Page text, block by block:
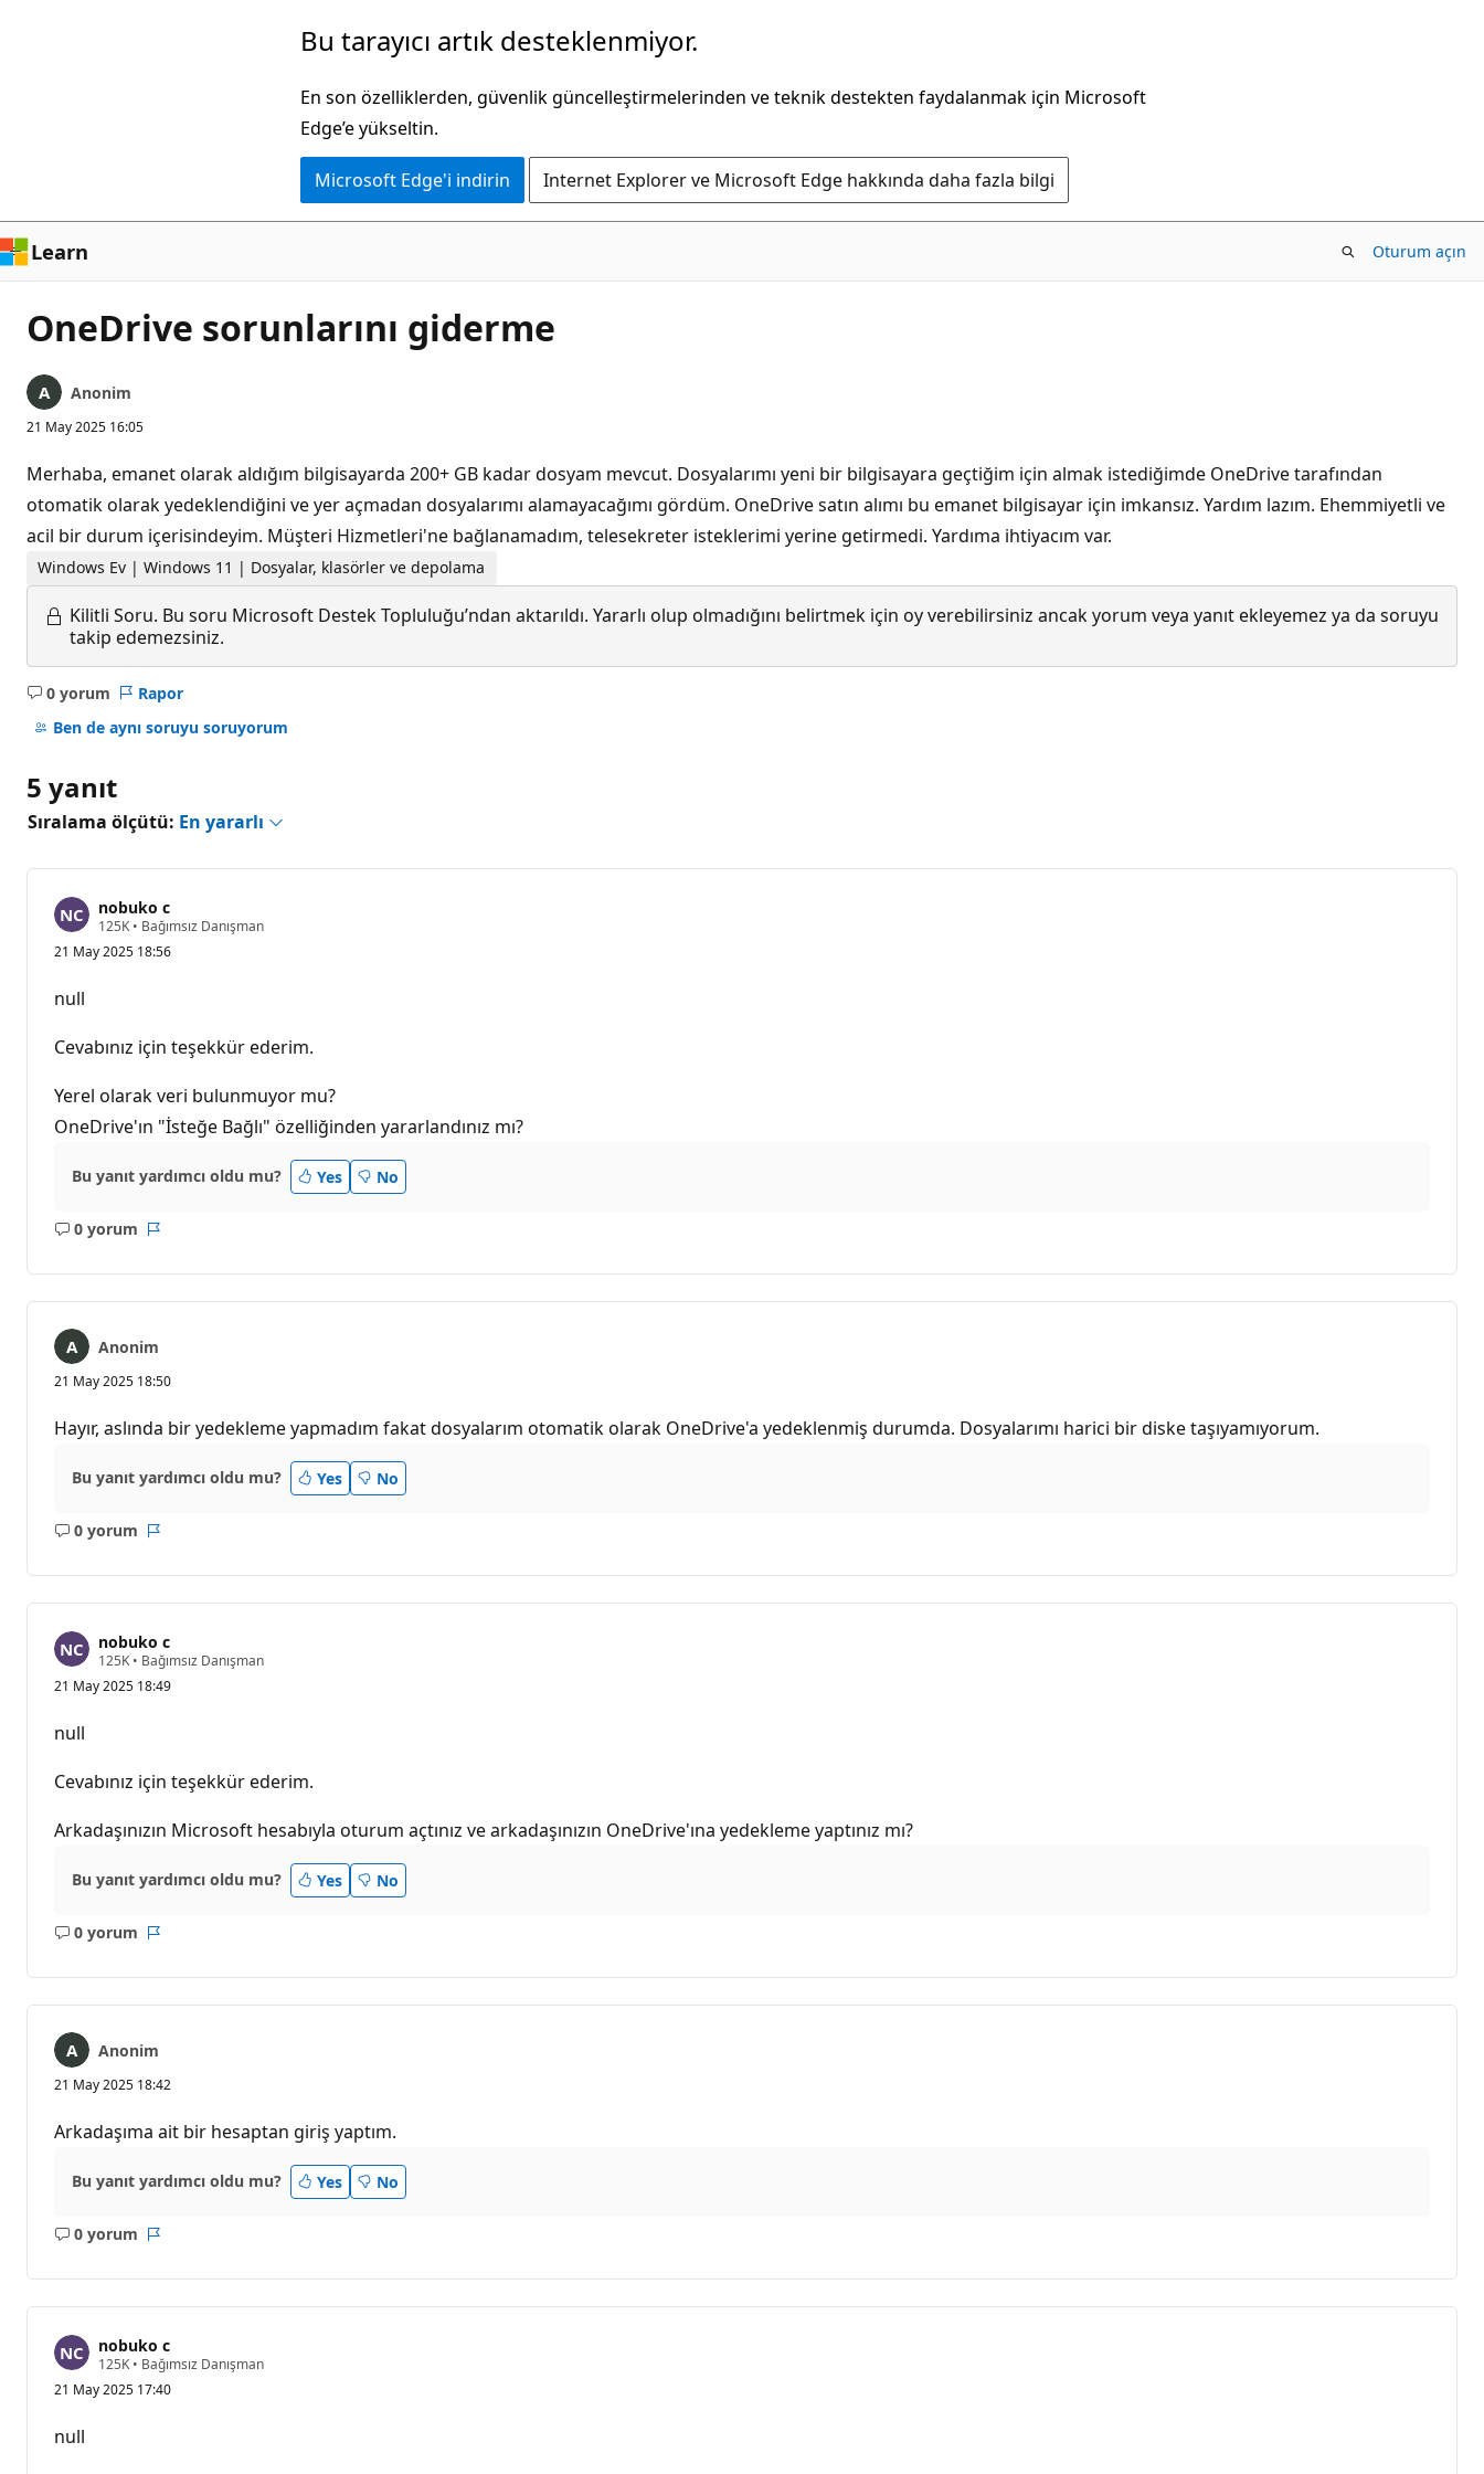
Bu tarayıcı artık desteklenmiyor.
En son özelliklerden, güvenlik güncelleştirmelerinden ve teknik destekten faydalanmak için Microsoft
Edge’e yükseltin.
Microsoft Edge'i indirin Internet Explorer ve Microsoft Edge hakkında daha fazla bilgi
Learn Oturum açın
OneDrive sorunlarını giderme
Anonim
21 May 2025 16:05
Merhaba, emanet olarak aldığım bilgisayarda 200+ GB kadar dosyam mevcut. Dosyalarımı yeni bir bilgisayara geçtiğim için almak istediğimde OneDrive tarafından
otomatik olarak yedeklendiğini ve yer açmadan dosyalarımı alamayacağımı gördüm. OneDrive satın alımı bu emanet bilgisayar için imkansız. Yardım lazım. Ehemmiyetli ve
acil bir durum içerisindeyim. Müşteri Hizmetleri'ne bağlanamadım, telesekreter isteklerimi yerine getirmedi. Yardıma ihtiyacım var.
Windows Ev | Windows 11 | Dosyalar, klasörler ve depolama
Kilitli Soru. Bu soru Microsoft Destek Topluluğu’ndan aktarıldı. Yararlı olup olmadığını belirtmek için oy verebilirsiniz ancak yorum veya yanıt ekleyemez ya da soruyu
takip edemezsiniz.
0 yorum
Açıklama
yok
Rapor
Ben de aynı soruyu soruyorum
5 yanıt
Sıralama ölçütü: En yararlı
nobuko c
125K S
y
ı
k
u
a
n
• Bağımsız Danışman
21 May 2025 18:56
null
Cevabınız için teşekkür ederim.
Yerel olarak veri bulunmuyor mu?
OneDrive'ın "İsteğe Bağlı" özelliğinden yararlandınız mı?
Bu yanıt yardımcı oldu mu? Yes No
0 yorum
Açıklama
Anonim
21 May 2025 18:50
Hayır, aslında bir yedekleme yapmadım fakat dosyalarım otomatik olarak OneDrive'a yedeklenmiş durumda. Dosyalarımı harici bir diske taşıyamıyorum.
Bu yanıt yardımcı oldu mu? Yes No
0 yorum
Açıklama
nobuko c
125K S
y
ı
k
u
a
ı
• Bağımsız Danışman
21 May 2025 18:49
null
Cevabınız için teşekkür ederim.
Arkadaşınızın Microsoft hesabıyla oturum açtınız ve arkadaşınızın OneDrive'ına yedekleme yaptınız mı?
Bu yanıt yardımcı oldu mu? Yes No
0 yorum
Açıklama
Anonim
21 May 2025 18:42
Arkadaşıma ait bir hesaptan giriş yaptım.
Bu yanıt yardımcı oldu mu? Yes No
0 yorum
Açıklama
nobuko c
125K S
y
• Bağımsız Danışman
21 May 2025 17:40
null